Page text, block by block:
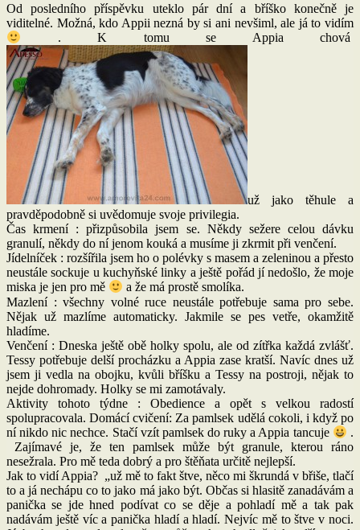
domov
Od posledního příspěvku uteklo pár dní a bříško konečně je
viditelné. Možná, kdo Appii nezná by si ani nevšiml, ale já to vidím
. K tomu se Appia chová
už jako těhule a
pravděpodobně si uvědomuje svoje privilegia.
Čas krmení : přizpůsobila jsem se. Někdy sežere celou dávku
granulí, někdy do ní jenom kouká a musíme ji zkrmit při venčení.
Jídelníček : rozšířila jsem ho o polévky s masem a zeleninou a přesto
neustále sockuje u kuchyňské linky a ještě pořád jí nedošlo, že moje
miska je jen pro mě
a že má prostě smolíka.
Mazlení : všechny volné ruce neustále potřebuje sama pro sebe.
Nějak už mazlíme automaticky. Jakmile se pes vetře, okamžitě
hladíme.
Venčení : Dneska ještě obě holky spolu, ale od zítřka každá zvlášť.
Tessy potřebuje delší procházku a Appia zase kratší. Navíc dnes už
jsem ji vedla na obojku, kvůli bříšku a Tessy na postroji, nějak to
nejde dohromady. Holky se mi zamotávaly.
Aktivity tohoto týdne : Obedience a opět s velkou radostí
spolupracovala. Domácí cvičení: Za pamlsek udělá cokoli, i když po
ní nikdo nic nechce. Stačí vzít pamlsek do ruky a Appia tancuje
.
Zajímavé je, že ten pamlsek může být granule, kterou ráno
nesežrala. Pro mě teda dobrý a pro štěňata určitě nejlepší.
Jak to vidí Appia? „už mě to fakt štve, něco mi škrundá v břiše, tlačí
to a já nechápu co to jako má jako být. Občas si hlasitě zanadávám a
panička se jde hned podívat co se děje a pohladí mě a tak pak
nadávám ještě víc a panička hladí a hladí. Nejvíc mě to štve v noci.